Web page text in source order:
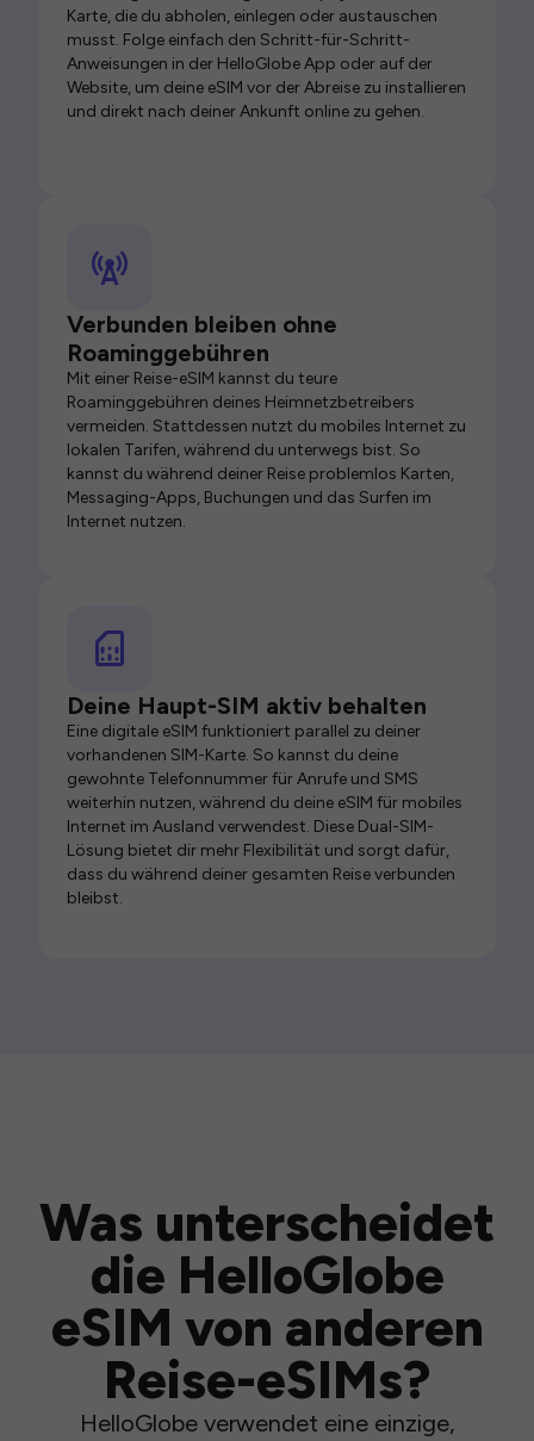
Karte, die du abholen, einlegen oder austauschen
musst. Folge einfach den Schritt-für-Schritt-
Anweisungen in der HelloGlobe App oder auf der
Website, um deine eSIM vor der Abreise zu installieren
und direkt nach deiner Ankunft online zu gehen.
Verbunden bleiben ohne
Roaminggebühren
Mit einer Reise-eSIM kannst du teure
Roaminggebühren deines Heimnetzbetreibers
vermeiden. Stattdessen nutzt du mobiles Internet zu
lokalen Tarifen, während du unterwegs bist. So
kannst du während deiner Reise problemlos Karten,
Messaging-Apps, Buchungen und das Surfen im
Internet nutzen.
Deine Haupt-SIM aktiv behalten
Eine digitale eSIM funktioniert parallel zu deiner
vorhandenen SIM-Karte. So kannst du deine
gewohnte Telefonnummer für Anrufe und SMS
weiterhin nutzen, während du deine eSIM für mobiles
Internet im Ausland verwendest. Diese Dual-SIM-
Lösung bietet dir mehr Flexibilität und sorgt dafür,
dass du während deiner gesamten Reise verbunden
bleibst.
Was unterscheidet
die HelloGlobe
eSIM von anderen
Reise-eSIMs?
HelloGlobe verwendet eine einzige,